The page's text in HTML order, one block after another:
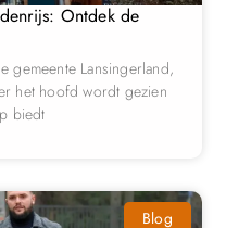
Ontdek de
gemeente Lansingerland,
het hoofd wordt gezien
biedt
Blog